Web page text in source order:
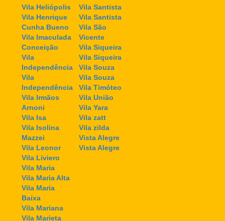
Vila Heliópolis
Vila Henrique
Cunha Bueno
Vila Imaculada
Conceição
Vila
Independência
Vila
Independência
Vila Irmãos
Arnoni
Vila Isa
Vila Isolina
Mazzei
Vila Leonor
Vila Liviero
Vila Maria
Vila Maria Alta
Vila Maria
Baixa
Vila Mariana
Vila Marieta
Vila Santista
Vila Santista
Vila São
Vicente
Vila Siqueira
Vila Siqueira
Vila Souza
Vila Souza
Vila Timóteo
Vila União
Vila Yara
Vila zatt
Vila zilda
Vista Alegre
Vista Alegre